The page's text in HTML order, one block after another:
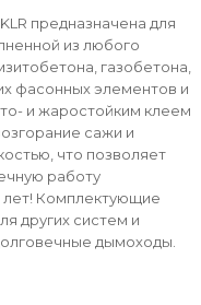
предназначена для
из любого
газобетона,
фасонных элементов и
и жаростойким клеем
сажи и
что позволяет
работу
лет! Комплектующие
других систем и
дымоходы.